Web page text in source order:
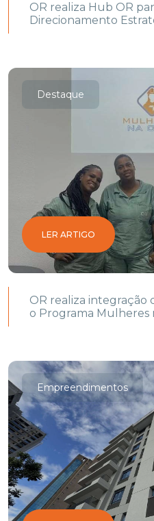
OR realiza Hub OR
Direcionamento
Destaque
LER ARTIGO
OR realiza integração
o Programa Mulheres
Empreendimentos